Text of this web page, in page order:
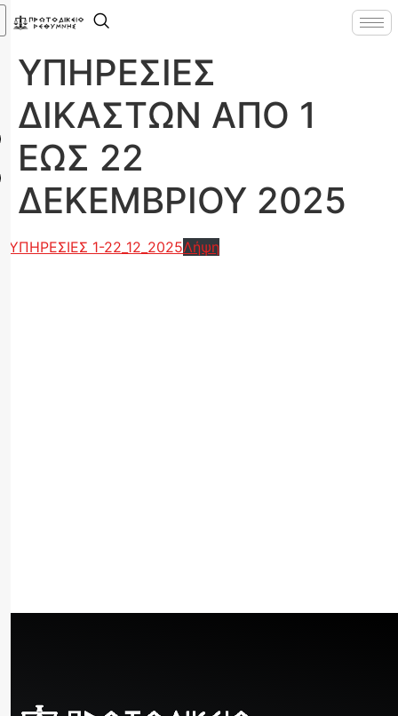
ΥΠΗΡΕΣΙΕΣ
ΔΙΚΑΣΤΩΝ ΑΠΟ 1
ΕΩΣ 22
ΔΕΚΕΜΒΡΙΟΥ 2025
ΥΠΗΡΕΣΙΕΣ 1-22_12_2025Λήψη